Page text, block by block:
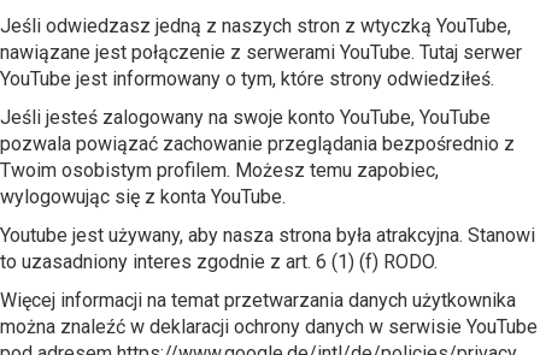
Jeśli odwiedzasz jedną z naszych stron z wtyczką YouTube,
nawiązane jest połączenie z serwerami YouTube. Tutaj serwer
YouTube jest informowany o tym, które strony odwiedziłeś.
Jeśli jesteś zalogowany na swoje konto YouTube, YouTube
pozwala powiązać zachowanie przeglądania bezpośrednio z
Twoim osobistym profilem. Możesz temu zapobiec,
wylogowując się z konta YouTube.
Youtube jest używany, aby nasza strona była atrakcyjna. Stanowi
to uzasadniony interes zgodnie z art. 6 (1) (f) RODO.
Więcej informacji na temat przetwarzania danych użytkownika
można znaleźć w deklaracji ochrony danych w serwisie YouTube